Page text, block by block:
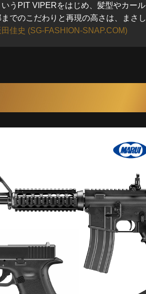
いう PIT VIPERをはじめ、髪型やカール
までのこだわりと再現の高さは、まさ
田佳史 (SG-FASHION-SNAP.COM)